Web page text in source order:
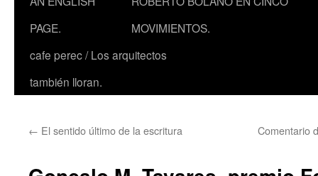
PAGE.
MOVIMIENTOS.
cafe perec / Los arquitectos
también lloran.
← El sentido último de la escritura Comentario